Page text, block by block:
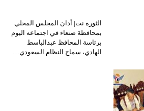
الثورة نت| أدان المجلس المحلي
بمحافظة صنعاء في اجتماعه اليوم
برئاسة المحافظ عبدالباسط
الهادي، سماح النظام السعودي…